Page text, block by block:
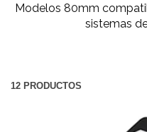
Modelos 80mm
sistemas
12 PRODUCTOS